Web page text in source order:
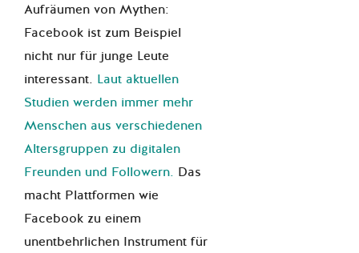
Aufräumen von Mythen:
Facebook ist zum Beispiel
nicht nur für junge Leute
interessant. Laut aktuellen
Studien werden immer mehr
Menschen aus verschiedenen
Altersgruppen zu digitalen
Freunden und Followern. Das
macht Plattformen wie
Facebook zu einem
unentbehrlichen Instrument für